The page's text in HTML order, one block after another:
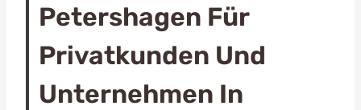
Petershagen Für
Privatkunden Und
Unternehmen In